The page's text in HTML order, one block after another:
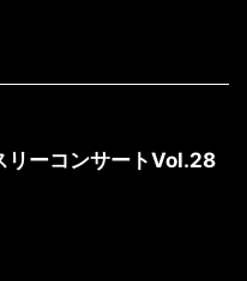
リーコンサートVol.28